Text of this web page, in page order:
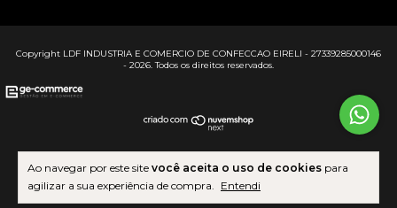
Ao navegar por este site você aceita o uso de cookies para
agilizar a sua experiência de compra. Entendi
Copyright LDF INDUSTRIA E COMERCIO DE CONFECCAO EIRELI - 27339285000146
- 2026. Todos os direitos reservados.